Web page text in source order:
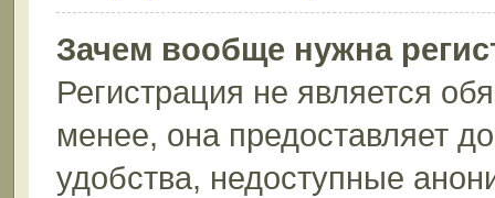
Зачем вообще нужна
Регистрация не является
менее, она предоставляет
удобства, недоступные